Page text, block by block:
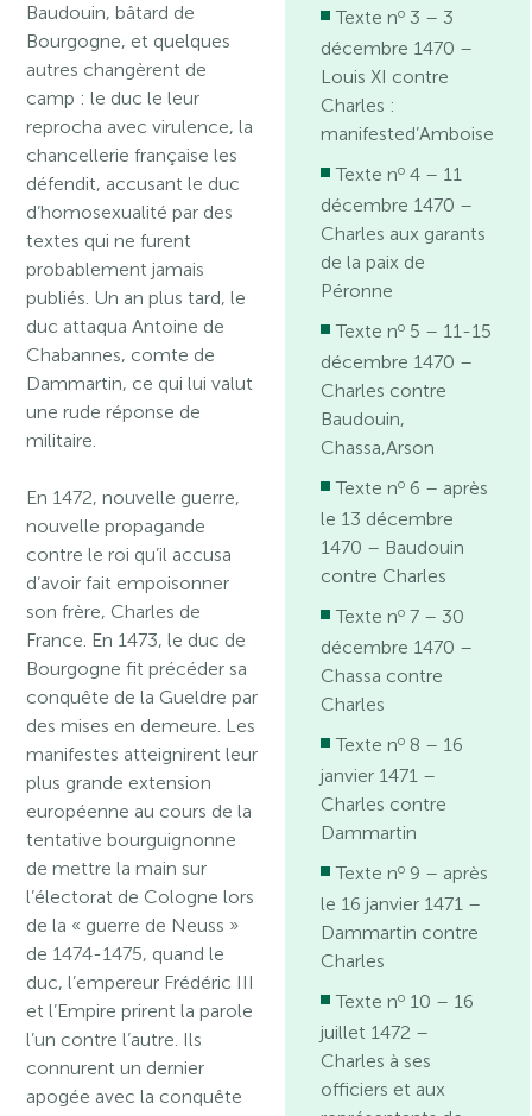
Baudouin, bâtard de
Bourgogne, et quelques
autres changèrent de
camp : le duc le leur
reprocha avec virulence, la
chancellerie française les
défendit, accusant le duc
d’homosexualité par des
textes qui ne furent
probablement jamais
publiés. Un an plus tard, le
duc attaqua Antoine de
Chabannes, comte de
Dammartin, ce qui lui valut
une rude réponse de
militaire.
En 1472, nouvelle guerre,
nouvelle propagande
contre le roi qu’il accusa
d’avoir fait empoisonner
son frère, Charles de
France. En 1473, le duc de
Bourgogne fit précéder sa
conquête de la Gueldre par
des mises en demeure. Les
manifestes atteignirent leur
plus grande extension
européenne au cours de la
tentative bourguignonne
de mettre la main sur
l’électorat de Cologne lors
de la « guerre de Neuss »
de 1474-1475, quand le
duc, l’empereur Frédéric III
et l’Empire prirent la parole
l’un contre l’autre. Ils
connurent un dernier
apogée avec la conquête
Texte no 3 – 3
décembre 1470 –
Louis XI contre
Charles :
manifested’Amboise
Texte no 4 – 11
décembre 1470 –
Charles aux garants
de la paix de
Péronne
Texte no 5 – 11-15
décembre 1470 –
Charles contre
Baudouin,
Chassa,Arson
Texte no 6 – après
le 13 décembre
1470 – Baudouin
contre Charles
Texte no 7 – 30
décembre 1470 –
Chassa contre
Charles
Texte no 8 – 16
janvier 1471 –
Charles contre
Dammartin
Texte no 9 – après
le 16 janvier 1471 –
Dammartin contre
Charles
Texte no 10 – 16
juillet 1472 –
Charles à ses
officiers et aux